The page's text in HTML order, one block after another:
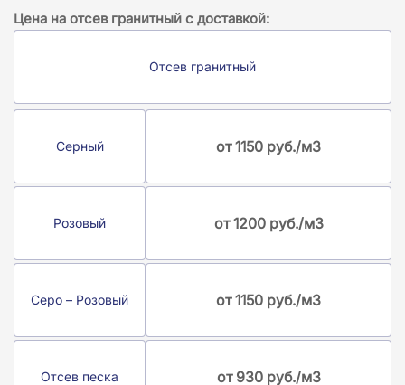
Цена на отсев гранитный с доставкой:
Отсев гранитный
Серный
Розовый
Серо – Розовый
Отсев песка
от 1150 руб./м3
от 1200 руб./м3
от 1150 руб./м3
от 930 руб./м3